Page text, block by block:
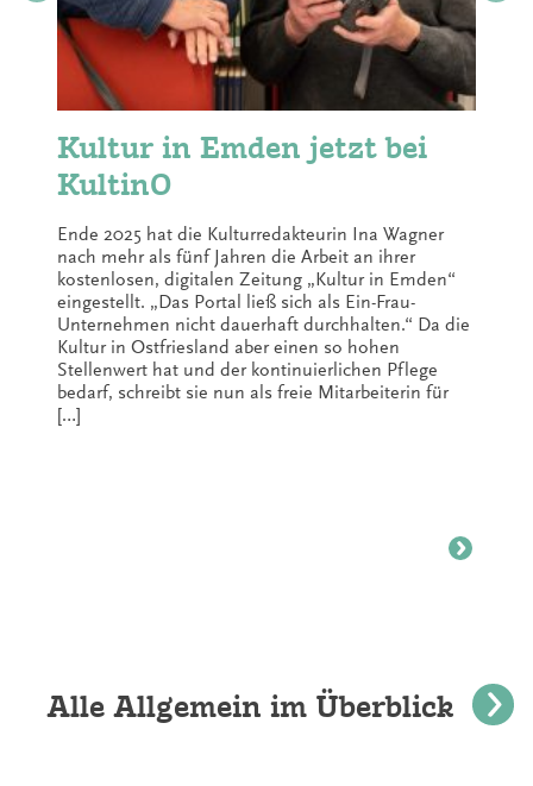
Kultur in Emden jetzt bei
KultinO
Ende 2025 hat die Kulturredakteurin Ina Wagner
nach mehr als fünf Jahren die Arbeit an ihrer
kostenlosen, digitalen Zeitung „Kultur in Emden“
eingestellt. „Das Portal ließ sich als Ein-Frau-
Unternehmen nicht dauerhaft durchhalten.“ Da die
Kultur in Ostfriesland aber einen so hohen
Stellenwert hat und der kontinuierlichen Pflege
bedarf, schreibt sie nun als freie Mitarbeiterin für
[…]
Alle Allgemein im Überblick